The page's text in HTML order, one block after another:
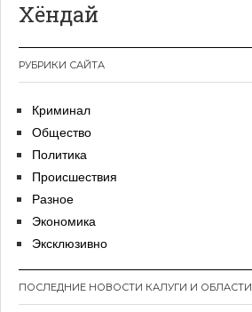
Хёндай
РУБРИКИ САЙТА
Криминал
Общество
Политика
Происшествия
Разное
Экономика
Эксклюзивно
ПОСЛЕДНИЕ НОВОСТИ КАЛУГИ И ОБЛАСТИ